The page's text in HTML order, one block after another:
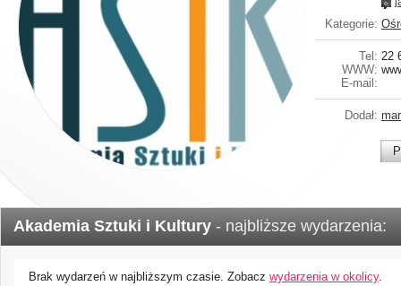
Kategorie:
Tel: 22
WWW:
E-mail:
Dodał:
Akademia Sztuki i Kultury - najbliższe wydarzenia:
Brak wydarzeń w najbliższym czasie. Zobacz wydarzenia w okolicy.